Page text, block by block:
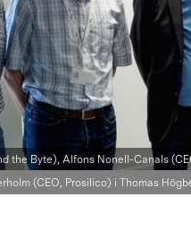
the Byte), Alfons Nonell-Canals
(CEO, Prosilico) i Thomas